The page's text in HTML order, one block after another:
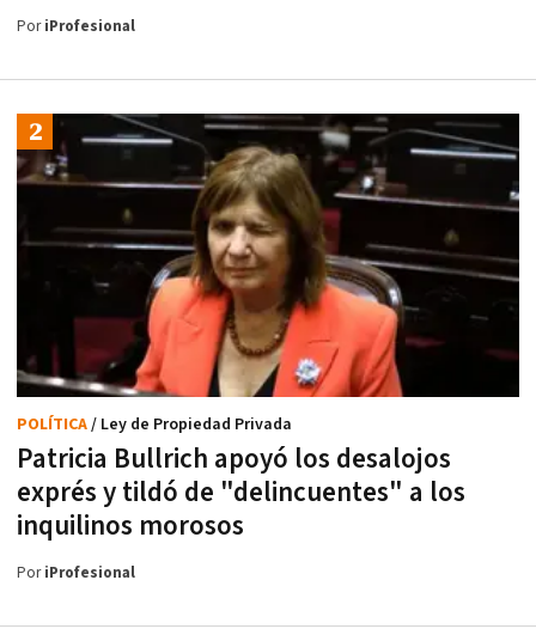
PoriProfesional
Patricia Bullrich apoyó los desalojos
exprés y tildó de "delincuentes" a los
inquilinos morosos
POLÍTICA/ Ley de Propiedad Privada
PoriProfesional